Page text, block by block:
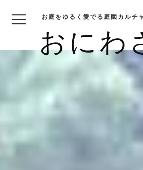
おにわ
お庭をゆるく愛でる庭園カルチ